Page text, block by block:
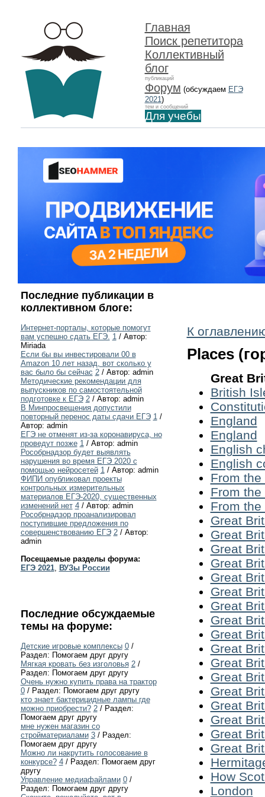
Главная
Поиск репетитора
Коллективный
блог
публикаций
Форум (обсуждаем ЕГЭ
2021)
тем и сообщений
Для учебы
Последние публикации в
коллективном блоге:
Интернет-порталы, которые помогут
вам успешно сдать ЕГЭ. 1/ Автор:
Miriada
Если бы вы инвестировали 00 в
Amazon 10 лет назад, вот сколько у
вас было бы сейчас 2/ Автор: admin
Методические рекомендации для
выпускников по самостоятельной
подготовке к ЕГЭ 2/ Автор: admin
В Минпросвещения допустили
повторный перенос даты сдачи ЕГЭ 1/
Автор: admin
ЕГЭ не отменят из-за коронавируса, но
проведут позже 1/ Автор: admin
Рособрнадзор будет выявлять
нарушения во время ЕГЭ 2020 с
помощью нейросетей 1/ Автор: admin
ФИПИ опубликовал проекты
контрольных измерительных
материалов ЕГЭ-2020, существенных
изменений нет 4/ Автор: admin
Рособрнадзор проанализировал
поступившие предложения по
совершенствованию ЕГЭ 2/ Автор:
admin
Посещаемые разделы форума:
ЕГЭ 2021, ВУЗы России
Последние обсуждаемые
темы на форуме:
Детские игровые комплексы 0/
Раздел: Помогаем друг другу
Мягкая кровать без изголовья 2/
Раздел: Помогаем друг другу
Очень нужно купить права на трактор
0/ Раздел: Помогаем друг другу
кто знает бактерицидные лампы где
можно приобрести? 2/ Раздел:
Помогаем друг другу
мне нужен магазин со
стройматериалами 3/ Раздел:
Помогаем друг другу
Можно ли накрутить голосование в
конкурсе? 4/ Раздел: Помогаем друг
другу
Управление медиафайлами 0/
Раздел: Помогаем друг другу
К
Places
Great
British
England
England
English
English
From
From
From
Great
Great
Great
Great
Great
Great
Great
Great
Great
Great
Great
Great
Great
Great
Great
Great
Great
How
London